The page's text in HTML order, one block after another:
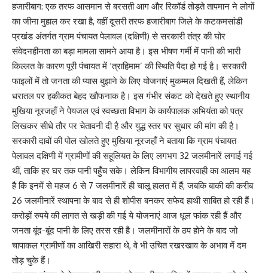
​हजारीबाग: एक तरफ आसमान से बरसती आग और रिकॉर्ड तोड़ते तापमान ने लोगों
का जीना मुहाल कर रखा है, वहीं दूसरी तरफ हजारीबाग जिले के कटकमसांडी
प्रखंड अंतर्गत ग्राम पंचायत पेलावल (दक्षिणी) से सरकारी तंत्र की घोर
संवेदनहीनता का बड़ा मामला सामने आया है। इस भीषण गर्मी में पानी की भारी
किल्लत के कारण पूरी पंचायत में ‘त्राहिमाम’ की स्थिति पैदा हो गई है। सरकारी
फाइलों में तो जनता की प्यास बुझाने के लिए योजनाएं मुकम्मल दिखती हैं, लेकिन
धरातल पर हकीकत बेहद खौफनाक है। इस गंभीर संकट को देखते हुए स्थानीय
मुखिया नूरजहाँ ने पेयजल एवं स्वच्छता विभाग के कार्यपालक अभियंता को पत्र
लिखकर सीधे तौर पर चेतावनी दी है और युद्ध स्तर पर सुधार की मांग की है।
​सरकारी दावों की पोल खोलते हुए मुखिया नूरजहाँ ने बताया कि ग्राम पंचायत
पेलावल दक्षिणी में ग्रामीणों की सहूलियत के लिए लगभग 32 जलमीनारें लगाई गई
थीं, ताकि हर घर तक पानी पहुँच सके। लेकिन विभागीय लापरवाही का आलम यह
है कि इनमें से महज 6 से 7 जलमीनारें ही चालू हालत में हैं, जबकि बाकी की करीब
26 जलमीनारें स्थापना के बाद से ही शोपीस बनकर सफेद हाथी साबित हो रही हैं।
करोड़ों रुपये की लागत से खड़ी की गई ये योजनाएं आज धूल फांक रही हैं और
जनता बूंद-बूंद पानी के लिए तरस रही है। जलमीनारों के ठप होने के बाद जो
चापाकल ग्रामीणों का आखिरी सहारा थे, वे भी उचित रखरखाव के अभाव में दम
तोड़ चुके हैं।